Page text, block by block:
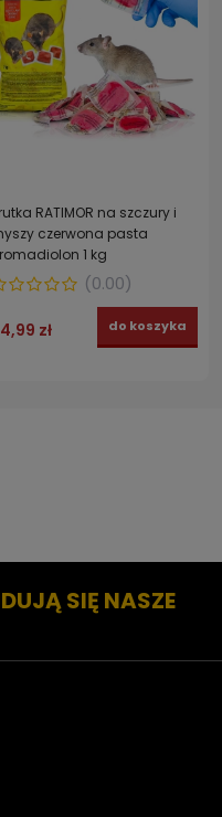
RATIMOR na szczury i
czerwona pasta
1 kg
(0.00)
zł do koszyka
SIĘ NASZE